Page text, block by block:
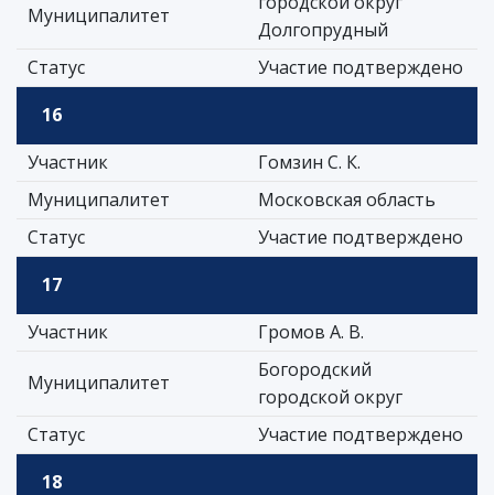
Муниципалитет
Долгопрудный
Статус
Участие подтверждено
16
Участник
Гомзин С. К.
Муниципалитет
Московская область
Статус
Участие подтверждено
17
Участник
Громов А. В.
Муниципалитет
Богородский
городской округ
Статус
Участие подтверждено
18